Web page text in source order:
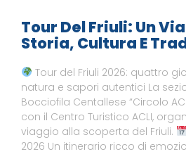
Tour Del Friuli: Un
Storia, Cultura E
Tour del Friuli 2026: quattro
natura e sapori autentici La
Bocciofila Centallese “Circolo
con il Centro Turistico ACLI,
viaggio alla scoperta del Friuli.
2026 Un itinerario ricco di